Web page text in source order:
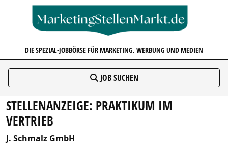
DIE SPEZIAL-JOBBÖRSE FÜR MARKETING, WERBUNG UND MEDIEN
JOB SUCHEN
STELLENANZEIGE: PRAKTIKUM IM
VERTRIEB
J. Schmalz GmbH